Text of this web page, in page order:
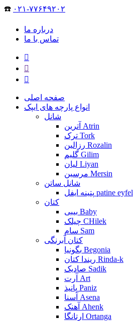
☎️ ۰۲۱-۷۷۶۴۹۲۰۲
درباره ما
تماس با ما
صفحه اصلی
انواع پارچه های ایپک
شانل
آترین Atrin
ترک Tork
رزالین Rozalin
گلیم Gilim
لیان Liyan
مرسین Mersin
شانل ساتن
پتینه ایفل patine eyfel
کتان
بیبی Baby
چیلک CHilek
سام Sam
کتان آبرنگی
بگونیا Begonia
ریندا کتان Rinda-k
صادیک Sadik
آرت Art
پانیذ Paniz
آسنا Asena
آهنک Ahenk
ارتانگا Ortanga